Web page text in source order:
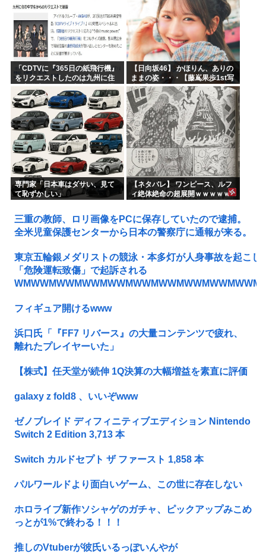
「CDTVに『365日の紙飛行機』
をリクエストしたのは九州に住
む中学生」←この事実って結構
デカいよな【AKB48】
【日向坂46】 かほりん、ありの
ままの姿・・・【藤嶌果歩1st写
真集】
専門家「日本車はダサい、見て
て恥ずかしい」
【ネタバレ】 ワンピース、ルフ
ィ絶体絶命の超展開ｗｗｗｗｗ
ｗｗｗｗｗｗｗｗｗｗｗｗｗｗ
ｗｗｗｗｗｗｗｗｗｗｗｗ...
三重の教師、ロリ画像をPCに保存していたので逮捕。
全米児童保護センターから日本の警察庁に通報が来る。
東京五輪銀メダリストの競泳・本多灯が人身事故を起こし
「危険運転致傷」で起訴される
フィギュア開けるwww
浜口氏「『FF7 リバース』の大量コンテンツで疲れ、
離れたプレイヤーいた」
【株式】任天堂が続伸 1Q決算の大幅増益を素直に評価
galaxy z fold8 、いいぞwww
ゼノブレイド ディフィニティブエディション Nintendo
Switch 2 Edition 3,713 本
Switch カルドセプト ザ ファースト 1,858 本
パルワールドより面白いゲーム、この世に存在しない
ホロライブ新作ソシャゲのガチャ、ピックアップみこめ
っとが1%で終わる！！！
推しのVtuberが彼氏いるっぽいんやが